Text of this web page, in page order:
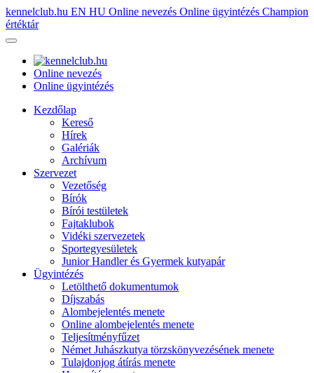
kennelclub.hu EN HU Online nevezés Online ügyintézés Champion
értéktár
Online nevezés
Online ügyintézés
Kezdőlap
Kereső
Hírek
Galériák
Archívum
Szervezet
Vezetőség
Bírók
Bírói testületek
Fajtaklubok
Vidéki szervezetek
Sportegyesületek
Junior Handler és Gyermek kutyapár
Ügyintézés
Letölthető dokumentumok
Díjszabás
Alombejelentés menete
Online alombejelentés menete
Teljesítményfűzet
Német Juhászkutya törzskönyvezésének menete
Tulajdonjog átírás menete